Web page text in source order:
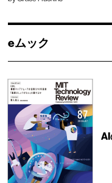
eムック
AI